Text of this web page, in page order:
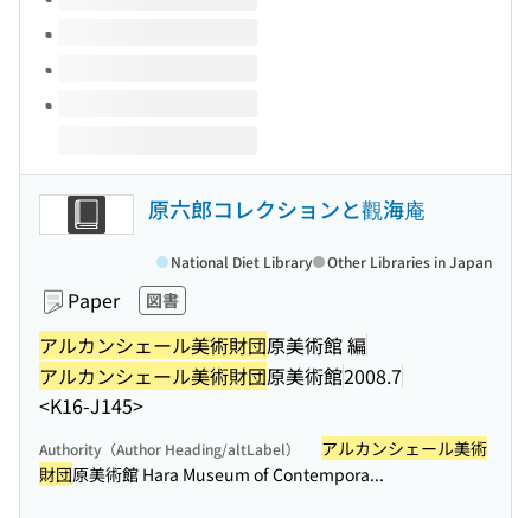
原六郎コレクションと觀海庵
Paper 図書
アルカンシェール美術財団原美術館 編
アルカンシェール美術財団原美術館2008.7
<K16-J145>
National Diet Library Other Libraries in Japan
Authority（Author Heading/altLabel）
アルカンシェール美術
財団原美術館 Hara Museum of Contempora...